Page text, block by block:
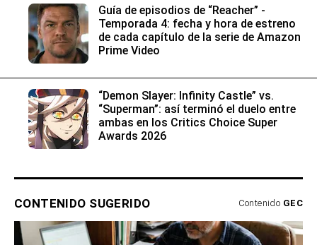
Guía de episodios de “Reacher” -
Temporada 4: fecha y hora de estreno
de cada capítulo de la serie de Amazon
Prime Video
“Demon Slayer: Infinity Castle” vs.
“Superman”: así terminó el duelo entre
ambas en los Critics Choice Super
Awards 2026
CONTENIDO SUGERIDO Contenido GEC